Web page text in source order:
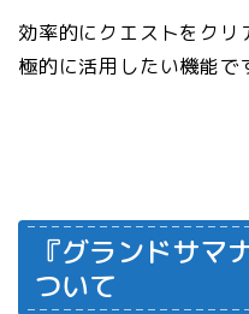
効率的にクエストをク
極的に活用したい機能で
『グランドサマ
ついて